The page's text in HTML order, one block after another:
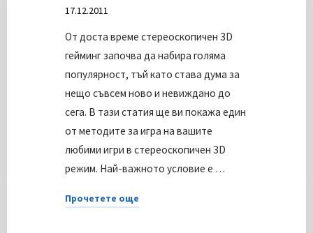
text
engine
from
Photoshop
17.12.2011
От доста време стереоскопичен 3D
гейминг започва да набира голяма
популярност, тъй като става дума за
нещо съвсем ново и невиждано до
сега. В тази статия ще ви покажа един
от методите за игра на вашите
любими игри в стереоскопичен 3D
режим. Най-важното условие е …
Прочетете още